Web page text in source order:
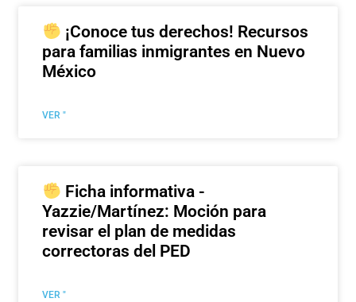
¡Conoce tus derechos! Recursos
para familias inmigrantes en Nuevo
México
VER "
Ficha informativa -
Yazzie/Martínez: Moción para
revisar el plan de medidas
correctoras del PED
VER "